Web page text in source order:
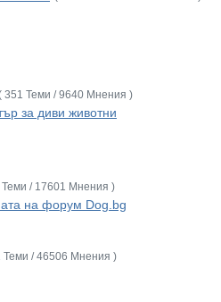
351 Теми / 9640 Мнения )
за диви животни
Теми / 17601 Мнения )
на форум Dog.bg
Теми / 46506 Мнения )